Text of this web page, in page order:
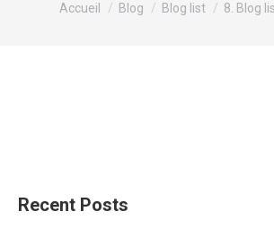
Accueil Blog Blog list 8. Blog
Recent Posts